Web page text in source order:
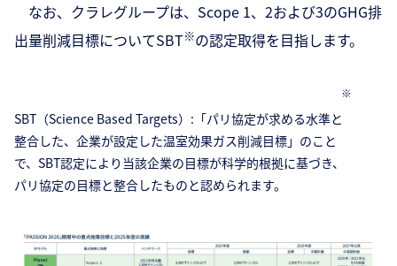
なお、クラレグループは、Scope 1、2および3のGHG排
出量削減目標についてSBT※の認定取得を目指します。
※
SBT（Science Based Targets）:「パリ協定が求める水準と
整合した、企業が設定した温室効果ガス削減目標」のこと
で、SBT認定により当該企業の目標が科学的根拠に基づき、
パリ協定の目標と整合したものと認められます。